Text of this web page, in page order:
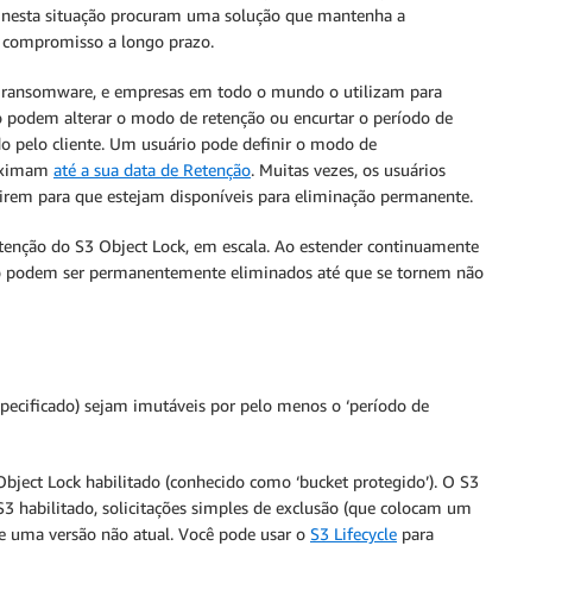
situação procuram uma solução que mantenha a
a longo prazo.
e empresas em todo o mundo o utilizam para
podem alterar o modo de retenção ou encurtar o período de
pelo cliente. Um usuário pode definir o modo de
até a sua data de Retenção. Muitas vezes, os usuários
para que estejam disponíveis para eliminação permanente.
do S3 Object Lock, em escala. Ao estender continuamente
ser permanentemente eliminados até que se tornem não
sejam imutáveis por pelo menos o ‘período de
Lock habilitado (conhecido como ‘bucket protegido’). O S3
habilitado, solicitações simples de exclusão (que colocam um
versão não atual. Você pode usar o S3 Lifecycle para